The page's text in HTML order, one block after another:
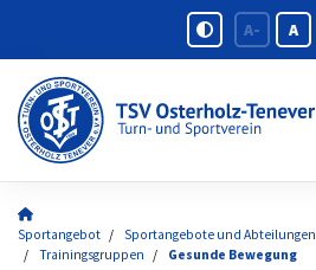
A- A
Sportangebot Sportangebote und Abteilungen
Trainingsgruppen
Gesunde Bewegung